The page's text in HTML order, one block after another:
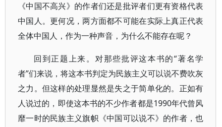
《中国不高兴》的作者们还是批评者们更有资格代表
中国人。更何况，两方面都不可能在实际上真正代表
全体中国人，作为一种声音，为什么不能存在呢？
回到正题上来。对那些批评这本书的“著名学
者”们来说，将这本书判定为民族主义可以说不费吹灰
之力。但这样的处理显然是失之于简单化的。正如有
人说过的，即使这本书的不少作者都是1990年代曾风
靡一时的民族主义旗帜《中国可以说不》的作者，也